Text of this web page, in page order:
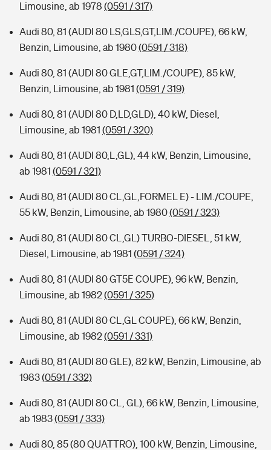
Limousine, ab 1978 (0591 / 317)
Audi 80, 81 (AUDI 80 LS,GLS,GT,LIM./COUPE), 66 kW,
Benzin, Limousine, ab 1980(0591 / 318)
Audi 80, 81 (AUDI 80 GLE,GT,LIM./COUPE), 85 kW,
Benzin, Limousine, ab 1981 (0591 / 319)
Audi 80, 81 (AUDI 80 D,LD,GLD), 40 kW, Diesel,
Limousine, ab 1981 (0591 / 320)
Audi 80, 81 (AUDI 80,L,GL), 44 kW, Benzin, Limousine,
ab 1981 (0591 / 321)
Audi 80, 81 (AUDI 80 CL,GL,FORMEL E) - LIM./COUPE,
55 kW, Benzin, Limousine, ab 1980(0591 / 323)
Audi 80, 81 (AUDI 80 CL,GL) TURBO-DIESEL, 51 kW,
Diesel, Limousine, ab 1981 (0591 / 324)
Audi 80, 81 (AUDI 80 GT5E COUPE), 96 kW, Benzin,
Limousine, ab 1982(0591 / 325)
Audi 80, 81 (AUDI 80 CL,GL COUPE), 66 kW, Benzin,
Limousine, ab 1982(0591 / 331)
Audi 80, 81 (AUDI 80 GLE), 82 kW, Benzin, Limousine, ab
1983(0591 / 332)
Audi 80, 81 (AUDI 80 CL, GL), 66 kW, Benzin, Limousine,
ab 1983(0591 / 333)
Audi 80, 85 (80 QUATTRO), 100 kW, Benzin, Limousine,